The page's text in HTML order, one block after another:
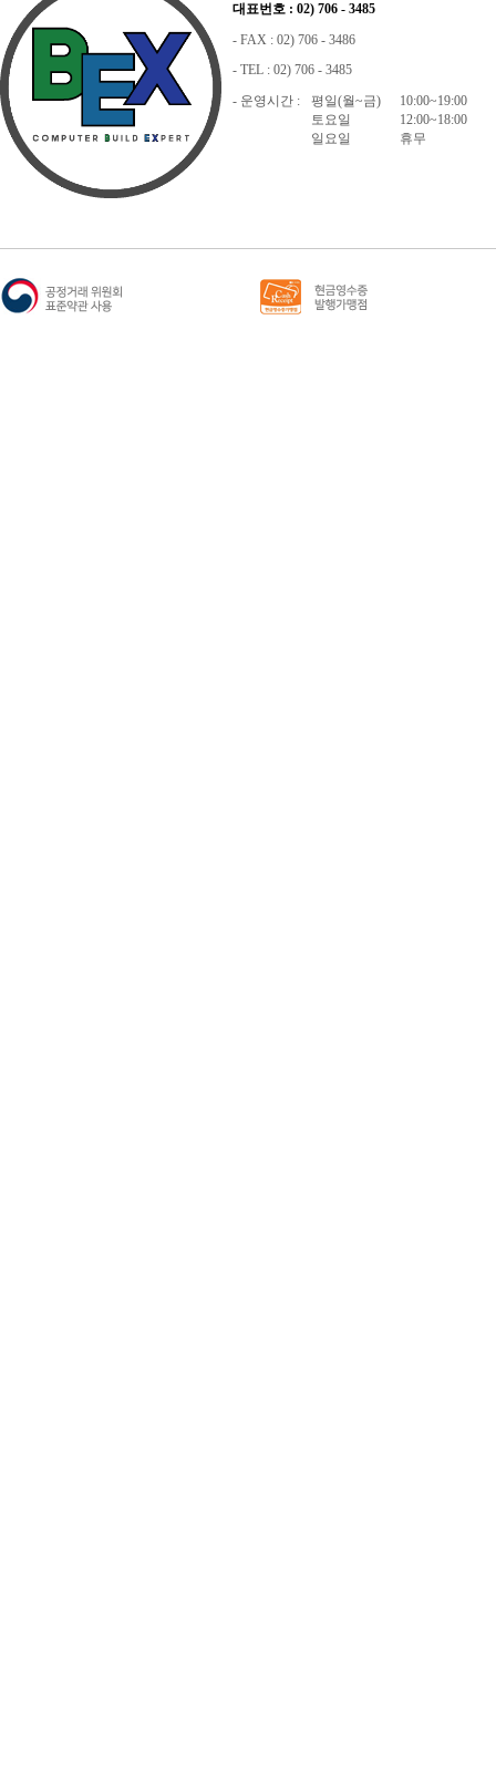
대표번호 : 02) 706 - 3485
- FAX : 02) 706 - 3486
- TEL : 02) 706 - 3485
- 운영시간 :
평일(월~금)
10:00~19:00
토요일
12:00~18:00
일요일
휴무